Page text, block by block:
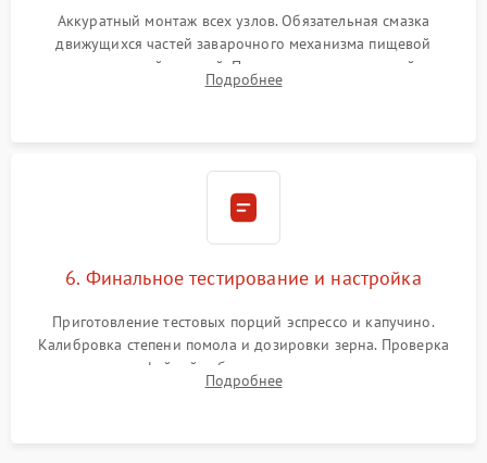
Аккуратный монтаж всех узлов. Обязательная смазка
движущихся частей заварочного механизма пищевой
силиконовой смазкой. Проведение программной
декальцинации и очистки системы от кофейных масел.
Подробнее
6. Финальное тестирование и настройка
Приготовление тестовых порций эспрессо и капучино.
Калибровка степени помола и дозировки зерна. Проверка
плотности кофейной таблетки, температуры напитка и
качества молочной пены. Контроль отсутствия посторонних
Подробнее